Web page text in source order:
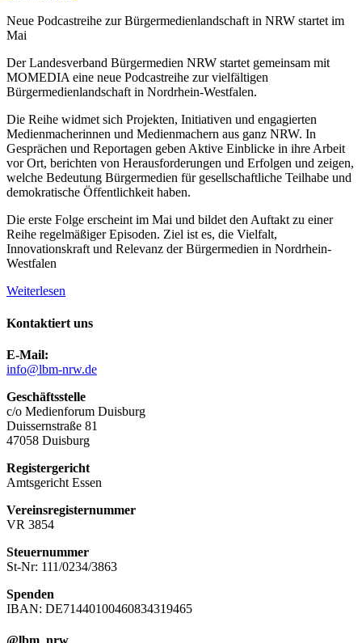
Neue Podcastreihe zur Bürgermedienlandschaft in NRW startet im
Mai
Der Landesverband Bürgermedien NRW startet gemeinsam mit
MOMEDIA eine neue Podcastreihe zur vielfältigen
Bürgermedienlandschaft in Nordrhein-Westfalen.
Die Reihe widmet sich Projekten, Initiativen und engagierten
Medienmacherinnen und Medienmachern aus ganz NRW. In
Gesprächen und Reportagen geben Aktive Einblicke in ihre Arbeit
vor Ort, berichten von Herausforderungen und Erfolgen und zeigen,
welche Bedeutung Bürgermedien für gesellschaftliche Teilhabe und
demokratische Öffentlichkeit haben.
Die erste Folge erscheint im Mai und bildet den Auftakt zu einer
Reihe regelmäßiger Episoden. Ziel ist es, die Vielfalt,
Innovationskraft und Relevanz der Bürgermedien in Nordrhein-
Westfalen
Weiterlesen
Kontaktiert uns
E-Mail:
info@lbm-nrw.de
Geschäftsstelle
c/o Medienforum Duisburg
Duissernstraße 81
47058 Duisburg
Registergericht
Amtsgericht Essen
Vereinsregisternummer
VR 3854
Steuernummer
St-Nr: 111/0234/3863
Spenden
IBAN: DE71440100460834319465
@lbm_nrw